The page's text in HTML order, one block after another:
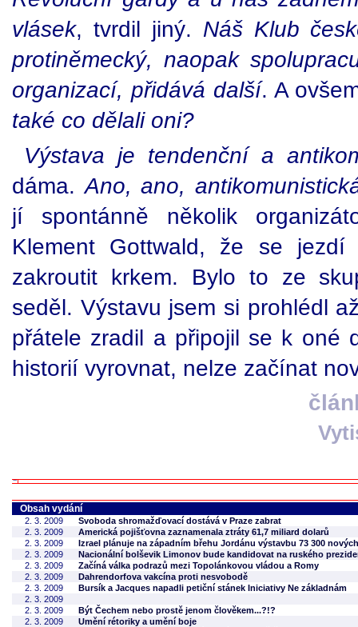
vlásek, tvrdil jiný. Náš Klub
protiněmecký, naopak
organizací, přidává další. A
také co dělali oni?
Výstava je tendenční a
dáma.Ano, ano,
jí spontánně několik
Klement Gottwald, že se
zakroutit krkem. Bylo to ze
seděl. Výstavu jsem si prohlédl
přátele zradil a připojil se k oné
historií vyrovnat, nelze začínat
Obsah vydání
2. 3. 2009
Svoboda shromažďovací dostává v Praze zabrat
2. 3. 2009
Americká pojišťovna zaznamenala ztráty 61,7 miliard dolarů
2. 3. 2009
Izrael plánuje na západním břehu Jordánu výstavbu 73 300
2. 3. 2009
Nacionální bolševik Limonov bude kandidovat na ruského
2. 3. 2009
Začíná válka podrazů mezi Topolánkovou vládou a Romy
2. 3. 2009
Dahrendorfova vakcína proti nesvobodě
2. 3. 2009
Bursík a Jacques napadli petiční stánek Iniciativy Ne základnám
2. 3. 2009
2. 3. 2009
Být Čechem nebo prostě jenom člověkem...?!?
2. 3. 2009
Umění rétoriky a umění boje